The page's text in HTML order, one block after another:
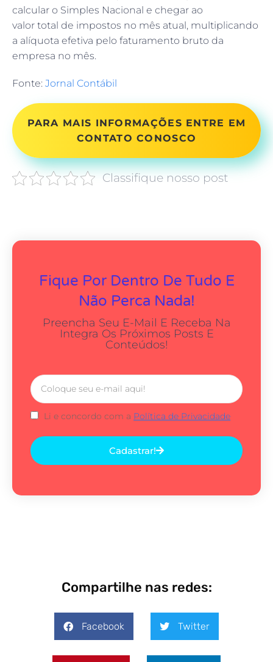
calcular o Simples Nacional e chegar ao
valor total de impostos no mês atual, multiplicando
a alíquota efetiva pelo faturamento bruto da
empresa no mês.
Fonte: Jornal Contábil
PARA MAIS INFORMAÇÕES ENTRE EM
CONTATO CONOSCO
Classifique nosso post
Fique Por Dentro De Tudo E
Não Perca Nada!
Preencha Seu E-Mail E Receba Na
Integra Os Próximos Posts E
Conteúdos!
Li e concordo com a Política de Privacidade
Cadastrar!
Compartilhe nas redes:
Facebook Twitter